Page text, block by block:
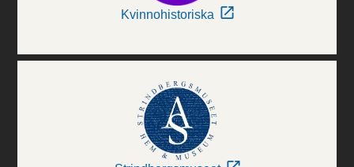
Kvinnohistoriska